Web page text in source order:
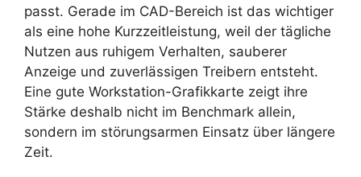
passt. Gerade im CAD-Bereich ist das wichtiger
als eine hohe Kurzzeitleistung, weil der tägliche
Nutzen aus ruhigem Verhalten, sauberer
Anzeige und zuverlässigen Treibern entsteht.
Eine gute Workstation-Grafikkarte zeigt ihre
Stärke deshalb nicht im Benchmark allein,
sondern im störungsarmen Einsatz über längere
Zeit.